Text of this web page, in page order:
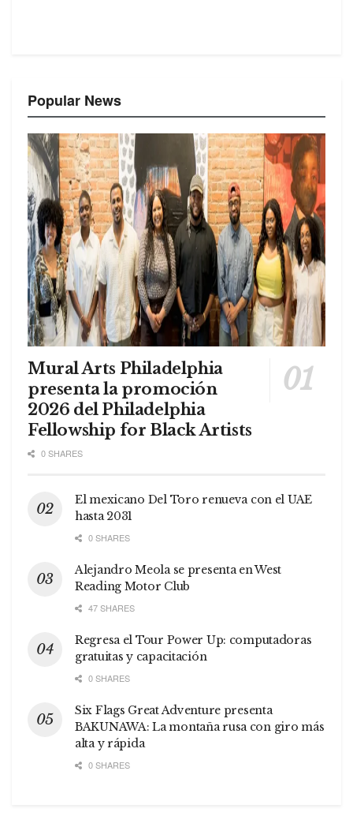
Popular News
Mural Arts Philadelphia
presenta la promoción
2026 del Philadelphia
Fellowship for Black Artists
0 SHARES
El mexicano Del Toro renueva con el UAE
hasta 2031
0 SHARES
Alejandro Meola se presenta en West
Reading Motor Club
47 SHARES
Regresa el Tour Power Up: computadoras
gratuitas y capacitación
0 SHARES
Six Flags Great Adventure presenta
BAKUNAWA: La montaña rusa con giro más
alta y rápida
0 SHARES